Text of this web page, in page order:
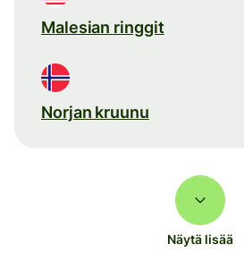
Malesian ringgit
Norjan kruunu
Näytä lisää